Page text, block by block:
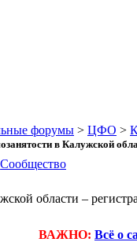
форумы > ЦФО >
в Калужской
Сообщество
области –
ВАЖНО: Всё о